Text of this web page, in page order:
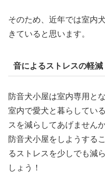
そのため、近年では室内
きていると思います。
音によるストレスの軽減
防音犬小屋は室内専用と
室内で愛犬と暮らしてい
スを減らしてあげません
防音犬小屋をしようする
るストレスを少しでも減
しょう！